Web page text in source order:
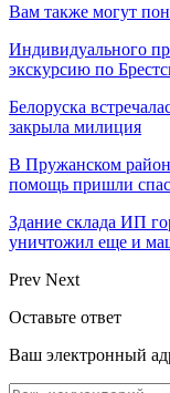
Вам также могут
Индивидуального
экскурсию по
Белоруска
закрыла милиция
В Пружанском
помощь пришли
Здание склада ИП
уничтожил еще и
Prev Next
Оставьте ответ
Ваш электронный